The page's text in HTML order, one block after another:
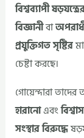
বিশ্বব্যাপী
বিজ্ঞানীবা
প্রযুক্তিগত সৃষ্টির
চেষ্টা করছে।
গোয়েন্দারা তাদের
হারানোএবং
সংস্থার বিরুদ্ধে